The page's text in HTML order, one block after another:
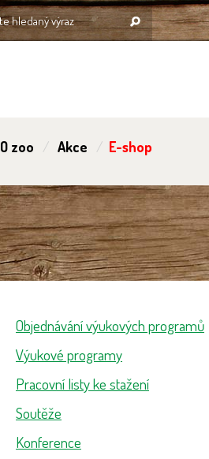
O zoo Akce E-shop
Objednávání výukových programů
Výukové programy
Pracovní listy ke stažení
Soutěže
Konference